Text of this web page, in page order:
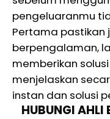
pengeluaranmu
Pertama pastikan
berpengalaman,
memberikan
menjelaskan
instan dan solusi
HUBUNGI AHLI